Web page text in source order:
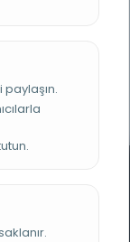
paylaşın.